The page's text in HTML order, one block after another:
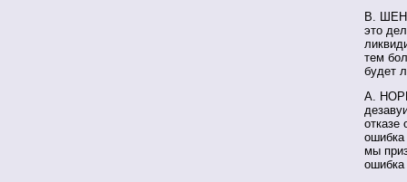
В.
это
тем
будет
А.
отказе
ошибка
мы
ошибка